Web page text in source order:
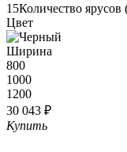
15Количество ярусов
Цвет
Ширина
800
1000
1200
30 043 ₽
Купить